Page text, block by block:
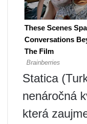
Statica
nenáročná
která